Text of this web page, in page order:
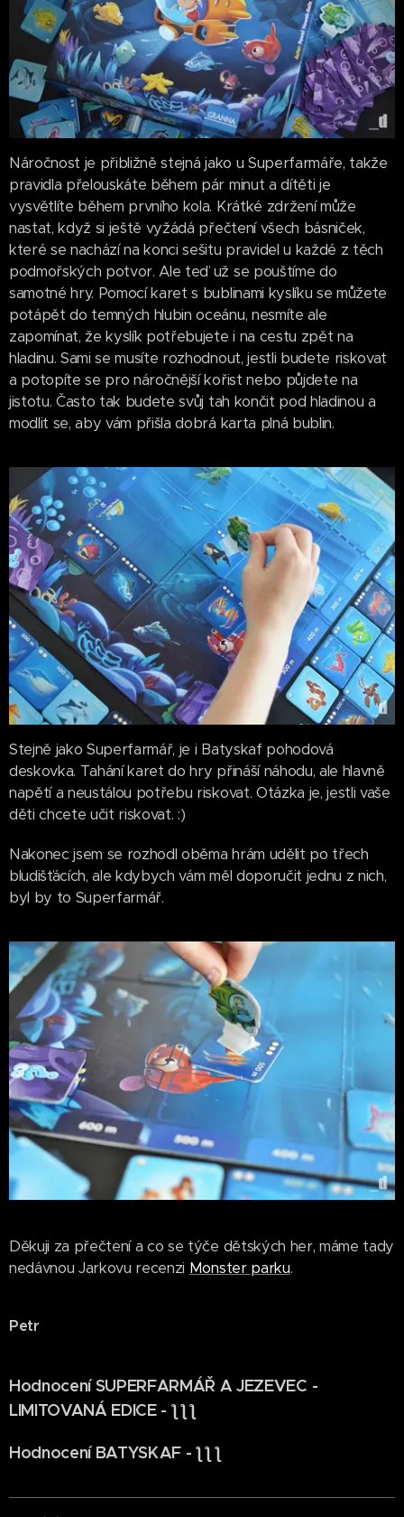
Náročnost je přibližně stejná jako u Superfarmáře, takže
pravidla přelouskáte během pár minut a dítěti je
vysvětlíte během prvního kola. Krátké zdržení může
nastat, když si ještě vyžádá přečtení všech básniček,
které se nachází na konci sešitu pravidel u každé z těch
podmořských potvor. Ale teď už se pouštíme do
samotné hry. Pomocí karet s bublinami kyslíku se můžete
potápět do temných hlubin oceánu, nesmíte ale
zapomínat, že kyslík potřebujete i na cestu zpět na
hladinu. Sami se musíte rozhodnout, jestli budete riskovat
a potopíte se pro náročnější kořist nebo půjdete na
jistotu. Často tak budete svůj tah končit pod hladinou a
modlit se, aby vám přišla dobrá karta plná bublin.
Stejně jako Superfarmář, je i Batyskaf pohodová
deskovka. Tahání karet do hry přináší náhodu, ale hlavně
napětí a neustálou potřebu riskovat. Otázka je, jestli vaše
děti chcete učit riskovat. :)
Nakonec jsem se rozhodl oběma hrám udělit po třech
bludišťácích, ale kdybych vám měl doporučit jednu z nich,
byl by to Superfarmář.
Děkuji za přečtení a co se týče dětských her, máme tady
nedávnou Jarkovu recenzi Monster parku.
Petr
Hodnocení SUPERFARMÁŘ A JEZEVEC -
LIMITOVANÁ EDICE - ƪ ƪ ƪ
Hodnocení BATYSKAF - ƪ ƪ ƪ